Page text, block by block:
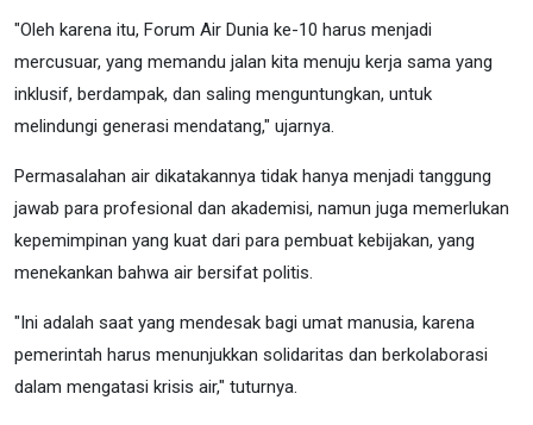
"Oleh karena itu, Forum Air Dunia ke-10 harus menjadi
mercusuar, yang memandu jalan kita menuju kerja sama yang
inklusif, berdampak, dan saling menguntungkan, untuk
melindungi generasi mendatang," ujarnya.
Permasalahan air dikatakannya tidak hanya menjadi tanggung
jawab para profesional dan akademisi, namun juga memerlukan
kepemimpinan yang kuat dari para pembuat kebijakan, yang
menekankan bahwa air bersifat politis.
"Ini adalah saat yang mendesak bagi umat manusia, karena
pemerintah harus menunjukkan solidaritas dan berkolaborasi
dalam mengatasi krisis air," tuturnya.